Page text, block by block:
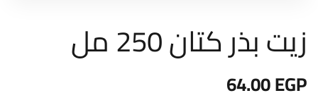
زيت بذر كتان 250 مل
64.00EGP